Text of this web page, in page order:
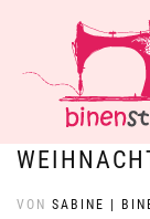
VON SABINE |